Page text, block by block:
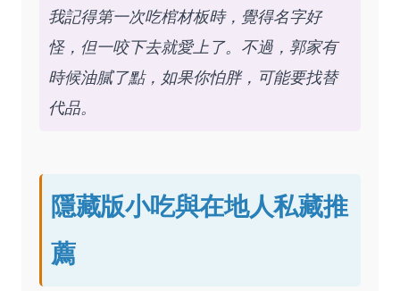
我記得第一次吃棺材板時，覺得名字好
怪，但一咬下去就愛上了。不過，郭家有
時候油膩了點，如果你怕胖，可能要找替
代品。
隱藏版小吃與在地人私藏推
薦